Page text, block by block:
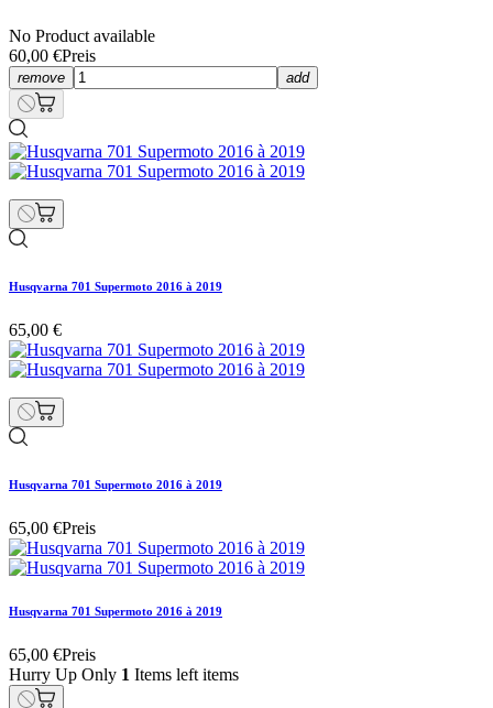
No Product available
60,00 €Preis
remove add
Husqvarna 701 Supermoto 2016 à 2019
65,00 €
Husqvarna 701 Supermoto 2016 à 2019
65,00 €Preis
Husqvarna 701 Supermoto 2016 à 2019
65,00 €Preis
Hurry Up Only 1 Items left items